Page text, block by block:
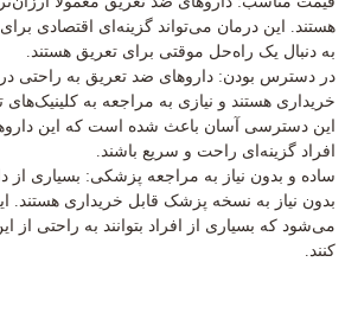
هستند. این درمان می‌تواند گزینه‌ای اقتصادی
به دنبال یک راه‌حل موقتی برای تعریق هستند.
در دسترس بودن: داروهای ضد تعریق به راحتی در
خریداری هستند و نیازی به مراجعه به
این دسترسی آسان باعث شده است که این
افراد گزینه‌ای راحت و سریع باشند.
ساده و بدون نیاز به مراجعه پزشکی: بسیاری از
بدون نیاز به نسخه پزشک قابل خریداری هستند.
می‌شود که بسیاری از افراد بتوانند به راحتی از
کنند.